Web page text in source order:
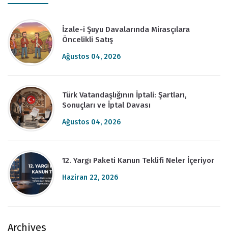
İzale-i Şuyu Davalarında Mirasçılara
Öncelikli Satış
Ağustos 04, 2026
Türk Vatandaşlığının İptali: Şartları,
Sonuçları ve İptal Davası
Ağustos 04, 2026
12. Yargı Paketi Kanun Teklifi Neler İçeriyor
Haziran 22, 2026
Archives